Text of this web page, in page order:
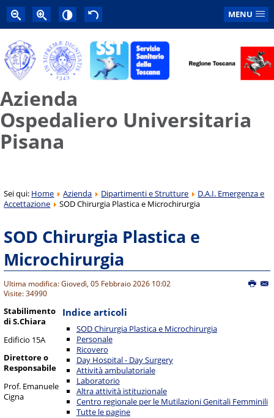
MENU
Azienda
Ospedaliero Universitaria
Pisana
Sei qui: Home Azienda Dipartimenti e Strutture
D.A.I. Emergenza e
Accettazione
SOD Chirurgia Plastica e Microchirurgia
SOD Chirurgia Plastica e
Microchirurgia
Ultima modifica: Giovedì, 05 Febbraio 2026 10:02
Visite: 34990
Indice articoli
SOD Chirurgia Plastica e Microchirurgia
Personale
Ricovero
Day Hospital - Day Surgery
Attività ambulatoriale
Laboratorio
Altra attività istituzionale
Centro regionale per le Mutilazioni Genitali Femminili
Tutte le pagine
Stabilimento
di S.Chiara
Edificio 15A
Direttore o
Responsabile
Prof. Emanuele
Cigna